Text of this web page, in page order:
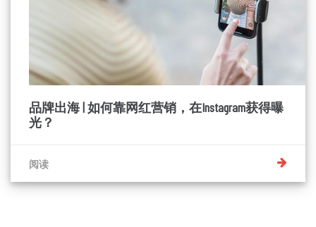
品牌出海 | 如何靠网红营销，在Instagram获得曝
光？
阅读